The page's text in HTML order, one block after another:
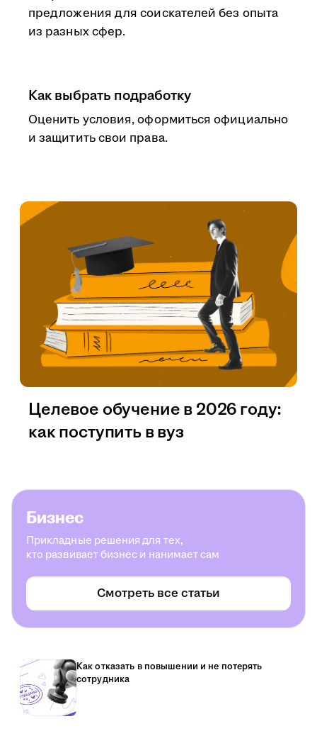
предложения для соискателей без опыта
из разных сфер.
Как выбрать подработку
Оценить условия, оформиться официально
и защитить свои права.
Целевое обучение в 2026 году:
как поступить в вуз
Бизнес
Прикладные решения для тех,
кто развивает бизнес и нанимает сам
Смотреть все статьи
Как отказать в повышении и не потерять
сотрудника